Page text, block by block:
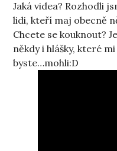
Jaká videa? Rozhodli
lidi, kteří maj obecně
Chcete se kouknout?
někdy i hlášky, které
byste…mohli:D